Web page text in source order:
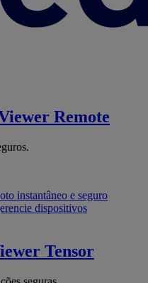
Remote
instantâneo e seguro
dispositivos
Tensor